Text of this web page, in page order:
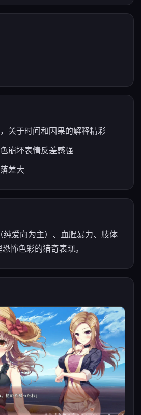
关于时间和因果的解释精彩
崩坏表情反差感强
差大
纯爱向为主）、血腥暴力、肢体
怖色彩的猎奇表现。